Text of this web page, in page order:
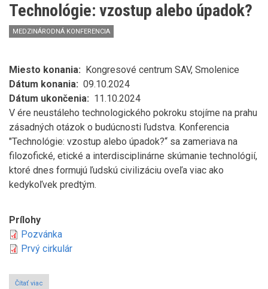
Technológie: vzostup alebo úpadok?
MEDZINÁRODNÁ KONFERENCIA
Miesto konania
Kongresové centrum SAV, Smolenice
Dátum konania
09.10.2024
Dátum ukončenia
11.10.2024
V ére neustáleho technologického pokroku stojíme na prahu
zásadných otázok o budúcnosti ľudstva. Konferencia
"Technológie: vzostup alebo úpadok?“ sa zameriava na
filozofické, etické a interdisciplinárne skúmanie technológií,
ktoré dnes formujú ľudskú civilizáciu oveľa viac ako
kedykoľvek predtým.
Prílohy
Pozvánka
Prvý cirkulár
Čítať viac